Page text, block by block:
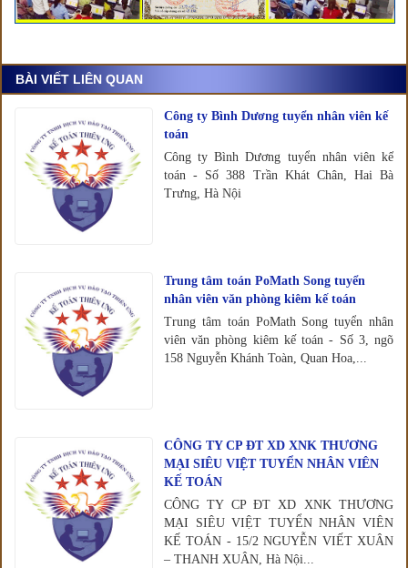
BÀI VIẾT LIÊN QUAN
Công ty Bình Dương tuyển nhân viên kế
toán
Công ty Bình Dương tuyển nhân viên kế
toán - Số 388 Trần Khát Chân, Hai Bà
Trưng, Hà Nội
Trung tâm toán PoMath Song tuyển
nhân viên văn phòng kiêm kế toán
Trung tâm toán PoMath Song tuyển nhân
viên văn phòng kiêm kế toán - Số 3, ngõ
158 Nguyễn Khánh Toàn, Quan Hoa,...
CÔNG TY CP ĐT XD XNK THƯƠNG
MẠI SIÊU VIỆT TUYỂN NHÂN VIÊN
KẾ TOÁN
CÔNG TY CP ĐT XD XNK THƯƠNG
MẠI SIÊU VIỆT TUYỂN NHÂN VIÊN
KẾ TOÁN - 15/2 NGUYỄN VIẾT XUÂN
– THANH XUÂN, Hà Nội...